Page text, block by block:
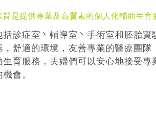
是提供專業及高質素的個人化輔助生育
診症室丶輔導室丶手術室和胚胎實
舒適的環境，友善專業的醫療團隊
育服務，夫婦們可以安心地接受專
會。